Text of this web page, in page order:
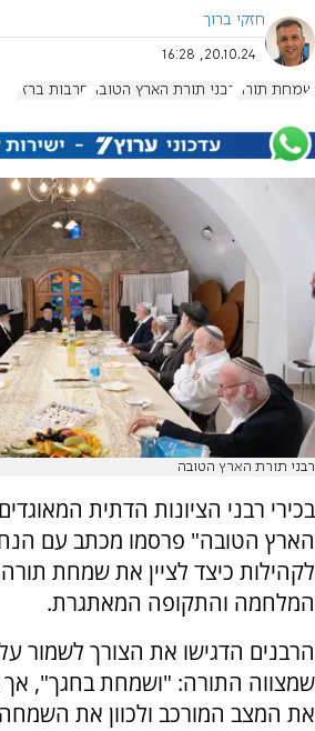
חזקי ברוך
20.10.24, 16:28
שמחת תורה רבני תורת הארץ הטובה חרבות ברזל
רבני תורת הארץ הטובה
בכירי רבני הציונות הדתית
הארץ הטובה" פרסמו מכתב עם
לקהילות כיצד לציין את שמחת
המלחמה והתקופה המאתגרת.
הרבנים הדגישו את הצורך לשמור
שמצווה התורה: "ושמחת בחגך",
את המצב המורכב ולכוון את